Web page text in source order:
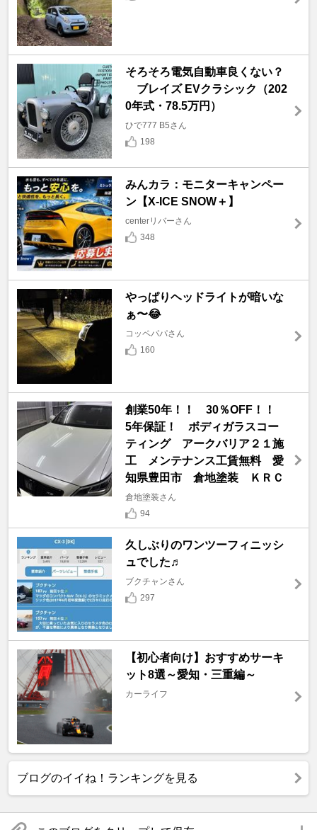
そろそろ電気自動車良くない？
ブレイズ EVクラシック（202
0年式・78.5万円）
ひで777 B5さん
198
みんカラ：モニターキャンペー
ン【X-ICE SNOW＋】
centerリバーさん
348
やっぱりヘッドライトが暗いな
ぁ〜😂
コッペパパさん
160
創業50年！！ 30％OFF！！
5年保証！ ボディガラスコー
ティング アークバリア２１施
工 メンテナンス工賃無料 愛
知県豊田市 倉地塗装 ＫＲＣ
倉地塗装さん
94
久しぶりのワンツーフィニッシ
ュでした♬
ブクチャンさん
297
【初心者向け】おすすめサーキ
ット8選～愛知・三重編～
カーライフ
ブログのイイね！ランキングを見る